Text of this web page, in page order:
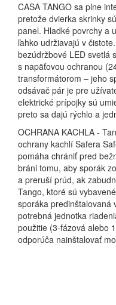
CASA TANGO sa plne
pretože dvierka skrinky
panel. Hladké povrchy a
ľahko udržiavajú v čistote.
bezúdržbové LED svetlá
s napäťovou ochranou
transformátorom – jeho
odsávač pár je pre
elektrické prípojky sú
preto sa dajú rýchlo a
OCHRANA KACHLA -
ochrany kachlí Safera
pomáha chrániť pred
bráni tomu, aby sporák
a preruší prúd, ak
Tango, ktoré sú
sporáka predinštalovaná
potrebná jednotka
použitie (3-fázová alebo
odporúča nainštalovať